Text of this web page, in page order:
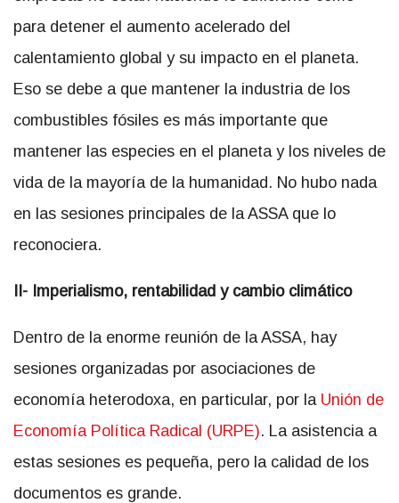
para detener el aumento acelerado del
calentamiento global y su impacto en el planeta.
Eso se debe a que mantener la industria de los
combustibles fósiles es más importante que
mantener las especies en el planeta y los niveles de
vida de la mayoría de la humanidad. No hubo nada
en las sesiones principales de la ASSA que lo
reconociera.
II- Imperialismo, rentabilidad y cambio climático
Dentro de la enorme reunión de la ASSA, hay
sesiones organizadas por asociaciones de
economía heterodoxa, en particular, por la Unión de
Economía Política Radical (URPE). La asistencia a
estas sesiones es pequeña, pero la calidad de los
documentos es grande.